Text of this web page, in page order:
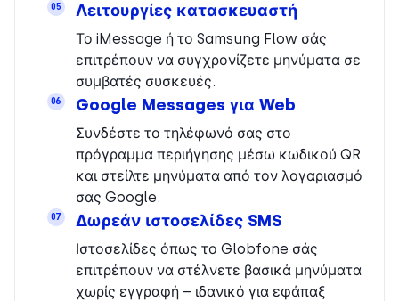
05 Λειτουργίες κατασκευαστή
Το iMessage ή το Samsung Flow σάς
επιτρέπουν να συγχρονίζετε μηνύματα σε
συμβατές συσκευές.
06 Google Messages για Web
Συνδέστε το τηλέφωνό σας στο
πρόγραμμα περιήγησης μέσω κωδικού QR
και στείλτε μηνύματα από τον λογαριασμό
σας Google.
07 Δωρεάν ιστοσελίδες SMS
Ιστοσελίδες όπως το Globfone σάς
επιτρέπουν να στέλνετε βασικά μηνύματα
χωρίς εγγραφή – ιδανικό για εφάπαξ